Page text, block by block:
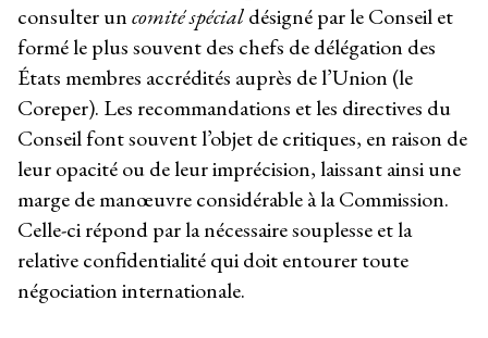
consulter uncomité spécialdésigné par le Conseil et
formé le plus souvent des chefs de délégation des
États membres accrédités auprès de l’Union (le
Coreper). Les recommandations et les directives du
Conseil font souvent l’objet de critiques, en raison de
leur opacité ou de leur imprécision, laissant ainsi une
marge de manœuvre considérable à la Commission.
Celle-ci répond par la nécessaire souplesse et la
relative confidentialité qui doit entourer toute
négociation internationale.